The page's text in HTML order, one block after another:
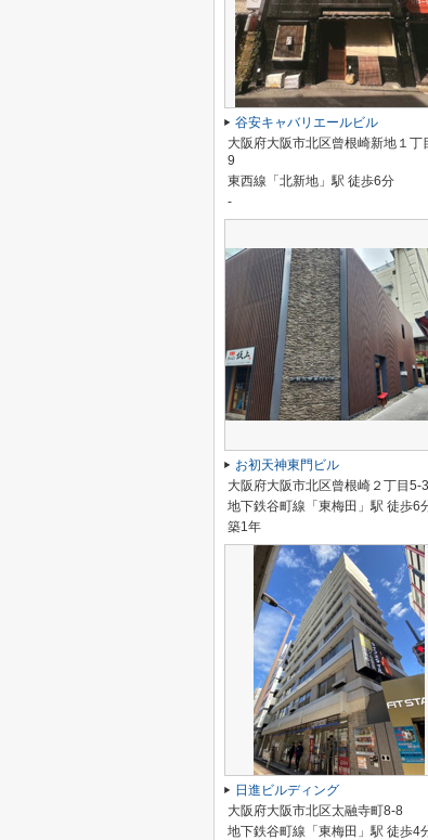
谷安キャバリエールビル
大阪府大阪市北区曾根崎新地１丁
9
東西線「北新地」駅 徒歩6分
-
お初天神東門ビル
大阪府大阪市北区曾根崎２丁目5-
地下鉄谷町線「東梅田」駅 徒歩6
築1年
日進ビルディング
大阪府大阪市北区太融寺町8-8
地下鉄谷町線「東梅田」駅 徒歩4